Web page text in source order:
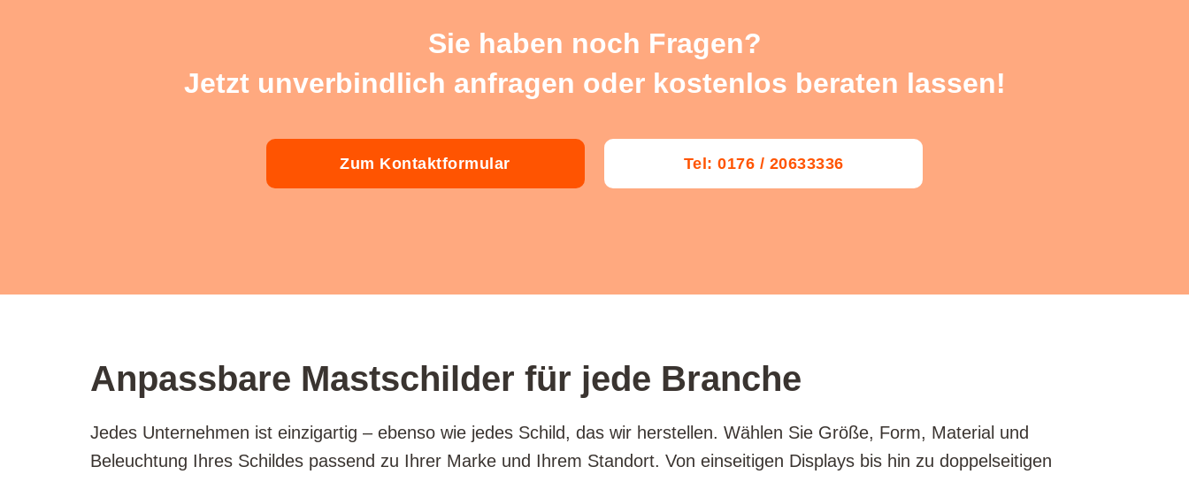
Sie haben noch Fragen?
Jetzt unverbindlich anfragen oder kostenlos beraten lassen!
Zum Kontaktformular Tel: 0176 / 20633336
Anpassbare Mastschilder für jede Branche
Jedes Unternehmen ist einzigartig – ebenso wie jedes Schild, das wir herstellen. Wählen Sie Größe, Form, Material und
Beleuchtung Ihres Schildes passend zu Ihrer Marke und Ihrem Standort. Von einseitigen Displays bis hin zu doppelseitigen